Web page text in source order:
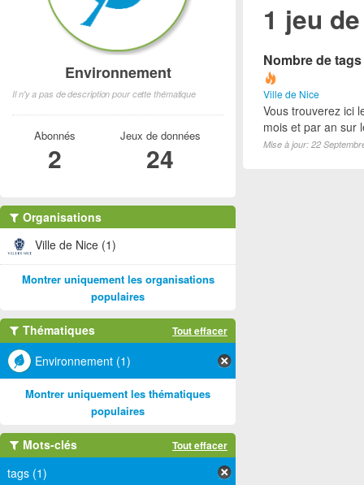
1 jeu
Nombre de
Ville de Nice
Vous trouverez ici
mois et par an sur
Mise à jour: 22
Environnement
Il n'y a pas de description pour cette thématique
Abonnés
2
Jeux de données
24
Organisations
Ville de Nice (1)
Montrer uniquement les organisations
populaires
Thématiques Tout effacer
Environnement (1)
Montrer uniquement les thématiques
populaires
Mots-clés Tout effacer
tags (1)